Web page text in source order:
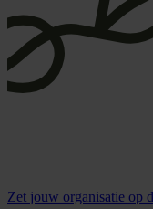
Zet jouw organisatie op